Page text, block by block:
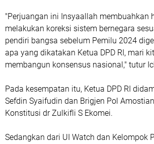
"Perjuangan ini Insyaallah membuahkan
melakukan koreksi sistem bernegara
pendiri bangsa sebelum Pemilu 2024
apa yang dikatakan Ketua DPD RI, mari
membangun konsensus nasional," tutur
Pada kesempatan itu, Ketua DPD RI
Sefdin Syaifudin dan Brigjen Pol
Konstitusi dr Zulkifli S Ekomei.
Sedangkan dari UI Watch dan Kelompok